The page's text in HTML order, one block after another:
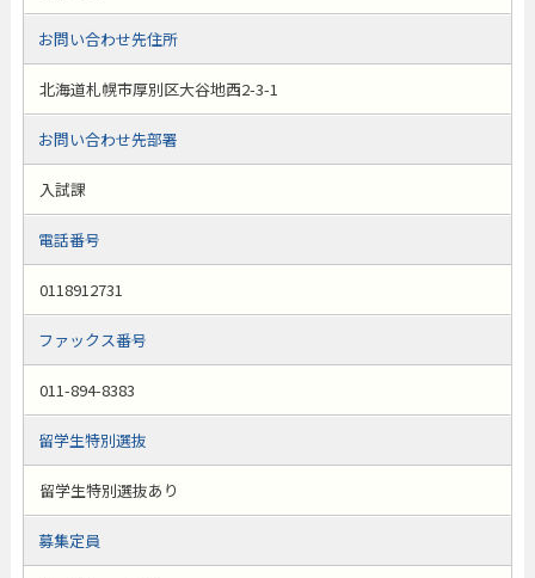
お問い合わせ先住所
北海道札幌市厚別区大谷地西2-3-1
お問い合わせ先部署
入試課
電話番号
0118912731
ファックス番号
011-894-8383
留学生特別選抜
留学生特別選抜あり
募集定員